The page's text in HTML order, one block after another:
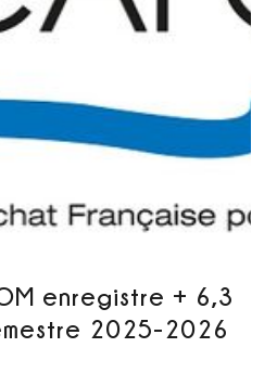
enregistre + 6,3
2025-2026